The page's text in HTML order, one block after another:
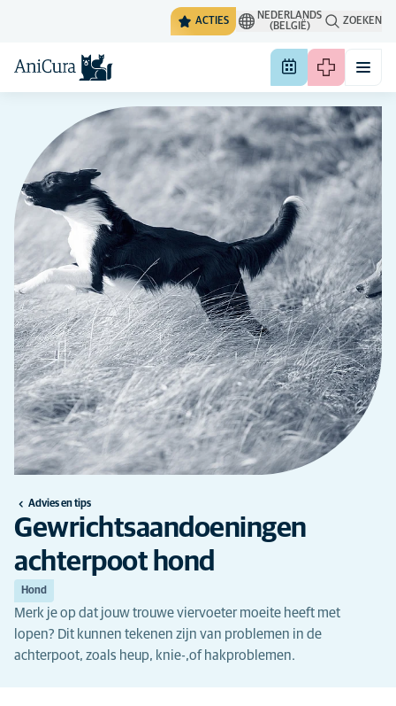
ACTIES
NEDERLANDS
(BELGIË)
ZOEKEN
Advies en tips
Gewrichtsaandoeningen
achterpoot hond
Hond
Merk je op dat jouw trouwe viervoeter moeite heeft met
lopen? Dit kunnen tekenen zijn van problemen in de
achterpoot, zoals heup, knie-,of hakproblemen.